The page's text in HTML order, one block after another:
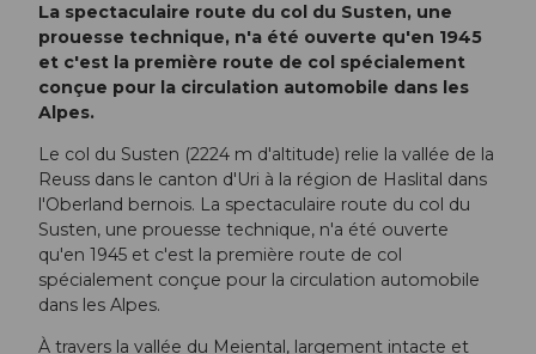
La spectaculaire route du col du Susten, une
prouesse technique, n'a été ouverte qu'en 1945
et c'est la première route de col spécialement
conçue pour la circulation automobile dans les
Alpes.
Le col du Susten (2224 m d'altitude) relie la vallée de la
Reuss dans le canton d'Uri à la région de Haslital dans
l'Oberland bernois. La spectaculaire route du col du
Susten, une prouesse technique, n'a été ouverte
qu'en 1945 et c'est la première route de col
spécialement conçue pour la circulation automobile
dans les Alpes.
À travers la vallée du Meiental, largement intacte et